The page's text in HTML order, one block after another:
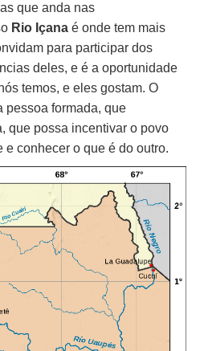
que anda nas
Rio Içana é onde tem mais
para participar dos
deles, e é a oportunidade
temos, e eles gostam. O
pessoa formada, que
que possa incentivar o povo
e conhecer o que é do outro.